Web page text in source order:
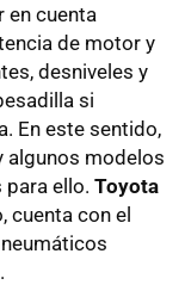
en cuenta
de motor y
desniveles y
si
En este sentido,
algunos modelos
ello. Toyota
cuenta con el